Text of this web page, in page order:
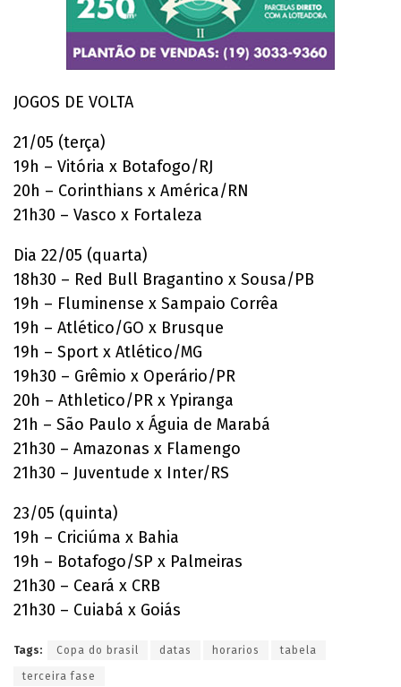
JOGOS DE VOLTA
21/05 (terça)
19h – Vitória x Botafogo/RJ
20h – Corinthians x América/RN
21h30 – Vasco x Fortaleza
Dia 22/05 (quarta)
18h30 – Red Bull Bragantino x Sousa/PB
19h – Fluminense x Sampaio Corrêa
19h – Atlético/GO x Brusque
19h – Sport x Atlético/MG
19h30 – Grêmio x Operário/PR
20h – Athletico/PR x Ypiranga
21h – São Paulo x Águia de Marabá
21h30 – Amazonas x Flamengo
21h30 – Juventude x Inter/RS
23/05 (quinta)
19h – Criciúma x Bahia
19h – Botafogo/SP x Palmeiras
21h30 – Ceará x CRB
21h30 – Cuiabá x Goiás
Tags: Copa do brasil datas horarios tabela
terceira fase